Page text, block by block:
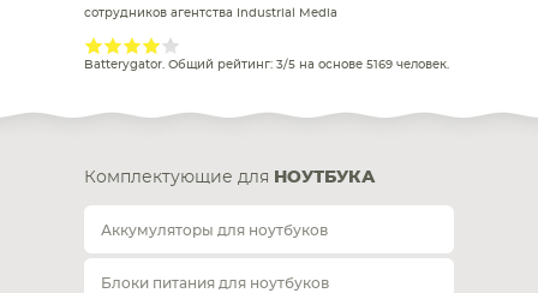
сотрудников агентства Industrial Media
Batterygator. Общий рейтинг: 3/5 на основе 5169 человек.
Комплектующие для НОУТБУКА
Аккумуляторы для ноутбуков
Блоки питания для ноутбуков